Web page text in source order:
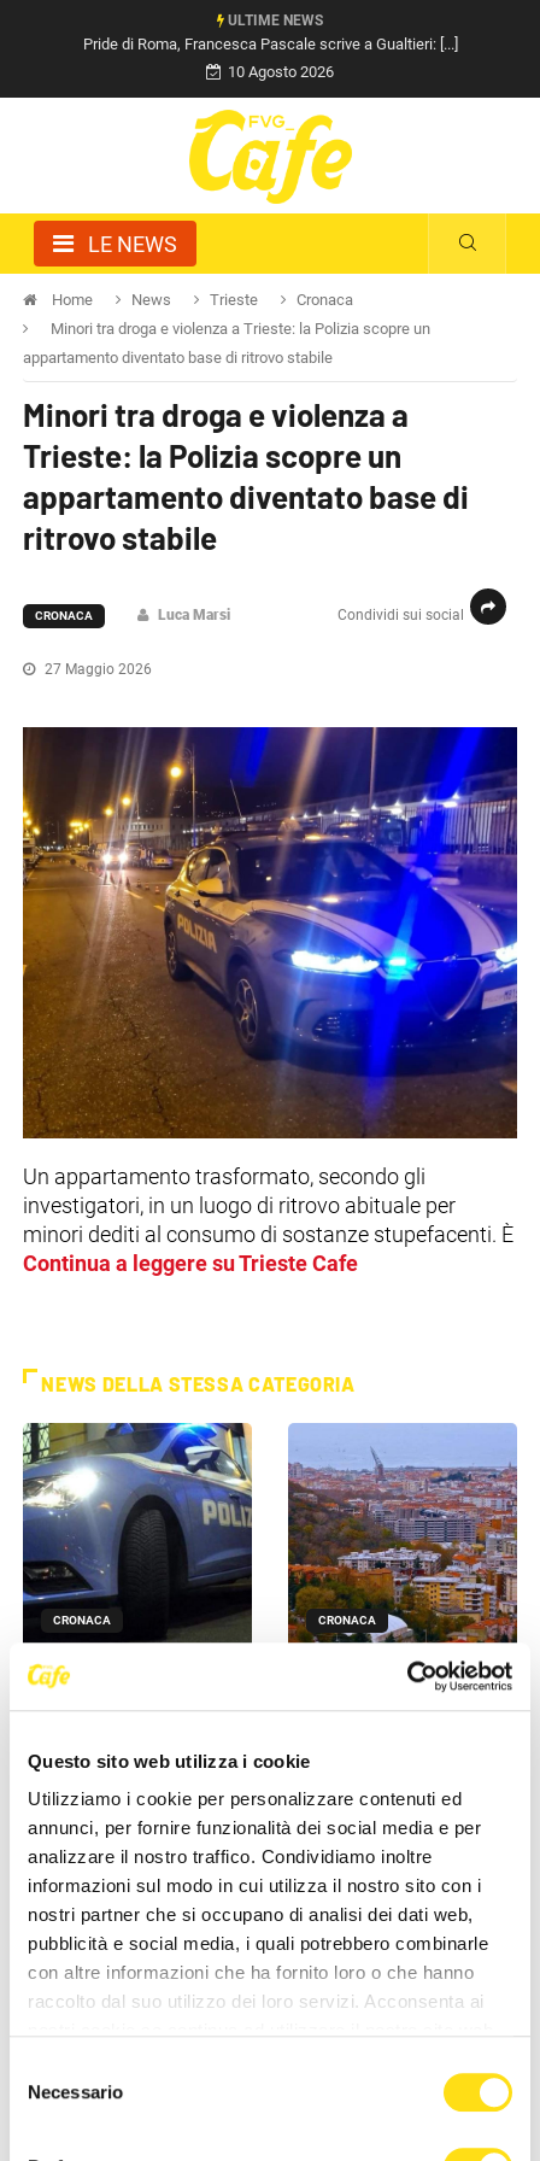
Questo sito web utilizza i cookie
Utilizziamo i cookie per personalizzare contenuti ed
annunci, per fornire funzionalità dei social media e per
analizzare il nostro traffico. Condividiamo inoltre
informazioni sul modo in cui utilizza il nostro sito con i
nostri partner che si occupano di analisi dei dati web,
pubblicità e social media, i quali potrebbero combinarle
con altre informazioni che ha fornito loro o che hanno
raccolto dal suo utilizzo dei loro servizi. Acconsenta ai
delNecessario
ULTIME NEWS
Pride di Roma, Francesca Pascale scrive a Gualtieri: [...]
10 Agosto 2026
LE NEWS
Home News Trieste
Cronaca
Minori tra droga e violenza a Trieste: la Polizia scopre un
appartamento diventato base di ritrovo stabile
Minori tra droga e violenza a
Trieste: la Polizia scopre un
appartamento diventato base di
ritrovo stabile
Condividi sui social
CRONACA Luca Marsi
27 Maggio 2026
Un appartamento trasformato, secondo gli
investigatori, in un luogo di ritrovo abituale per
minori dediti al consumo di sostanze stupefacenti. È
Continua a leggere su Trieste Cafe
NEWS DELLA STESSA CATEGORIA
CRONACA
Poliziotti sempre più sotto
pressione: “Così rischiamo di
27 Maggio 2026
CRONACA
Comprare casa a Trieste, gli
stranieri fanno salire il
27 Maggio 2026
CRONACA
nelle scuole: “Interventi
27 Maggio 2026
CRONACA
Trieste Trasporti supera il
Covid: “Biglietti e passeggeri